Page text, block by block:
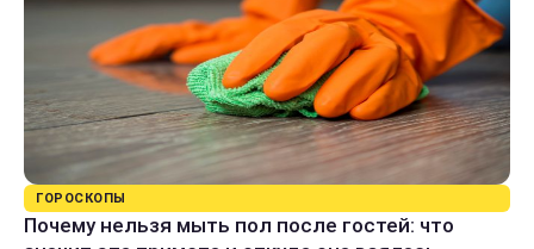
ГОРОСКОПЫ
Почему нельзя мыть пол после гостей: что